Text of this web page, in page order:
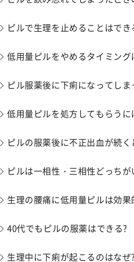
ピルで生理を止めることはで
低用量ピルをやめるタイミン
ピル服薬後に下痢になってし
低用量ピルを処方してもらう
ピルの服薬後に不正出血が続
ピルは一相性・三相性どっち
生理の腰痛に低用量ピルは効果
40代でもピルの服薬はできる?
生理中に下痢が起こるのはなぜ